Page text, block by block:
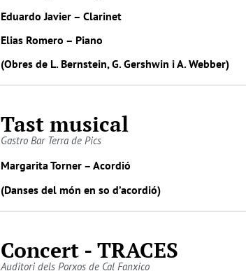
Eduardo Javier – Clarinet
Elias Romero – Piano
(Obres de L. Bernstein, G. Gershwin i A. Webber)
Tast musical
Gastro Bar Terra de Pics
Margarita Torner – Acordió
(Danses del món en so d’acordió)
Concert - TRACES
Auditori dels Porxos de Cal Fanxico